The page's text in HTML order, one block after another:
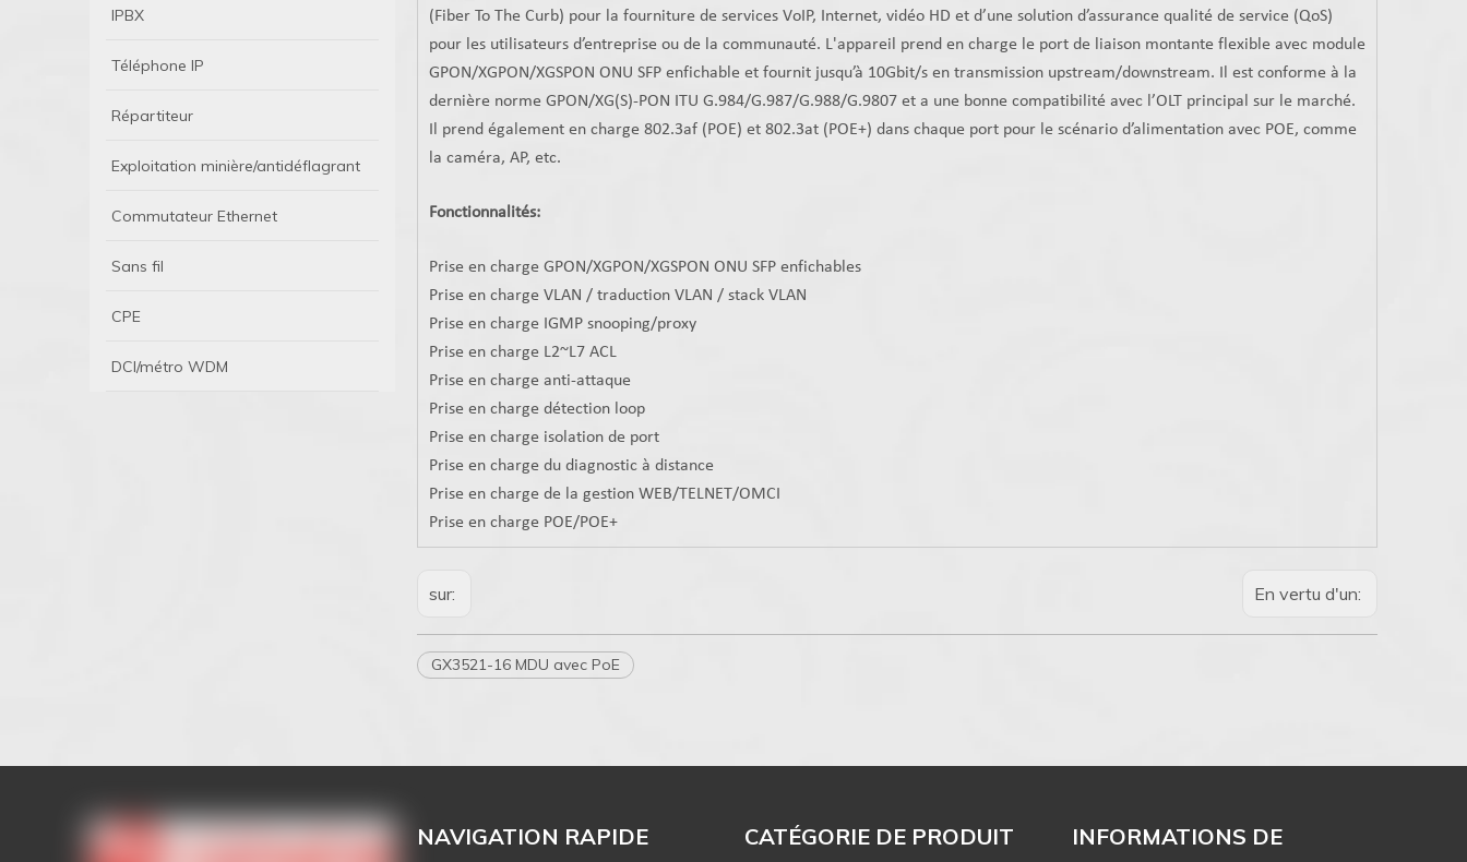
IPBX
Téléphone IP
Répartiteur
Exploitation minière/antidéflagrant
Commutateur Ethernet
Sans fil
CPE
DCI/métro WDM
(Fiber To The Curb) pour la fourniture de services VoIP, Internet, vidéo HD et d’une solution d’assurance qualité de service (QoS)
pour les utilisateurs d’entreprise ou de la communauté. L'appareil prend en charge le port de liaison montante flexible avec module
GPON/XGPON/XGSPON ONU SFP enfichable et fournit jusqu’à 10Gbit/s en transmission upstream/downstream. Il est conforme à la
dernière norme GPON/XG(S)-PON ITU G.984/G.987/G.988/G.9807 et a une bonne compatibilité avec l’OLT principal sur le marché.
Il prend également en charge 802.3af (POE) et 802.3at (POE+) dans chaque port pour le scénario d’alimentation avec POE, comme
la caméra, AP, etc.
Fonctionnalités:
Prise en charge GPON/XGPON/XGSPON ONU SFP enfichables
Prise en charge VLAN / traduction VLAN / stack VLAN
Prise en charge IGMP snooping/proxy
Prise en charge L2~L7 ACL
Prise en charge anti-attaque
Prise en charge détection loop
Prise en charge isolation de port
Prise en charge du diagnostic à distance
Prise en charge de la gestion WEB/TELNET/OMCI
Prise en charge POE/POE+
sur: En vertu d'un:
GX3521-16 MDU avec PoE
NAVIGATION RAPIDE CATÉGORIE DE PRODUIT
INFORMATIONS DE